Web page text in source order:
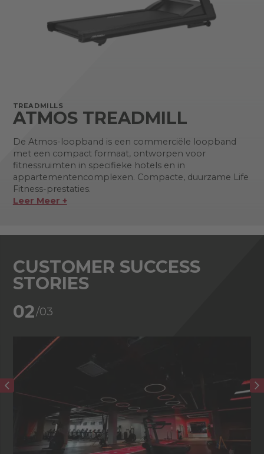
TREADMILLS
ATMOS TREADMILL
De Atmos-loopband is een commerciële loopband
met een compact formaat, ontworpen voor
fitnessruimten in specifieke hotels en in
appartementencomplexen. Compacte, duurzame Life
Fitness-prestaties.
Leer Meer +
CUSTOMER SUCCESS
STORIES
02/03